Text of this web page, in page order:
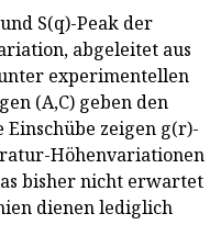
S(q)-Peak der
abgeleitet aus
experimentellen
(A,C) geben den
Einschübe zeigen g(r)-
Höhenvariationen
bisher nicht erwartet
dienen lediglich